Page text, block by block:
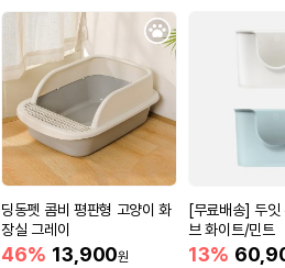
딩동펫 콤비 평판형 고양이 화
장실 그레이
46% 13,900원
[무료배송] 두잇
브 화이트/민트
13%